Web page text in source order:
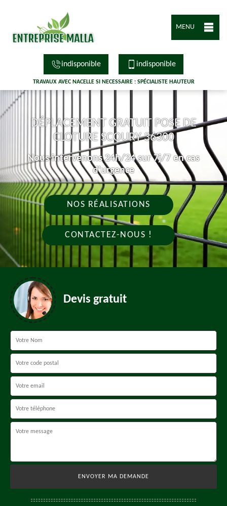
MENU
indisponible indisponible
TRAVAUX AVEC NACELLE SI NECESSAIRE : SPÉCIALISTE HAUTEUR
DÉPLACEMENT GRATUIT POSE DE
CLOTURE SCOURY 36300
Nous intervenons 24h/24 sur 7j/7 en cas
d'urgence
NOS RÉALISATIONS
CONTACTEZ-NOUS !
Devis gratuit